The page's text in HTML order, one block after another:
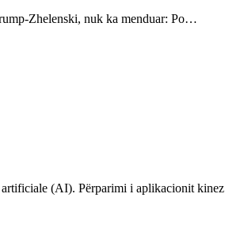
Zhelenski, nuk ka menduar: Po…
artificiale (AI). Përparimi i aplikacionit